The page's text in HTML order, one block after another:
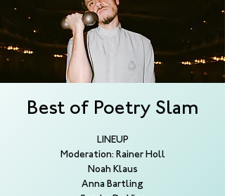
Best of Poetry Slam
LINEUP
Moderation: Rainer Holl
Noah Klaus
Anna Bartling